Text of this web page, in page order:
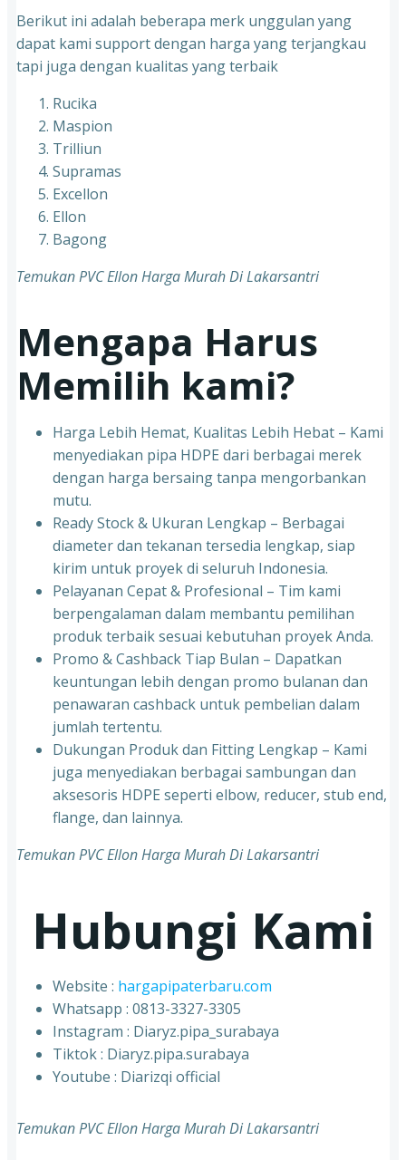
Berikut ini adalah beberapa merk unggulan yang
dapat kami support dengan harga yang terjangkau
tapi juga dengan kualitas yang terbaik
Rucika
Maspion
Trilliun
Supramas
Excellon
Ellon
Bagong
Temukan PVC Ellon Harga Murah Di Lakarsantri
Mengapa Harus
Memilih kami?
Harga Lebih Hemat, Kualitas Lebih Hebat – Kami
menyediakan pipa HDPE dari berbagai merek
dengan harga bersaing tanpa mengorbankan
mutu.
Ready Stock & Ukuran Lengkap – Berbagai
diameter dan tekanan tersedia lengkap, siap
kirim untuk proyek di seluruh Indonesia.
Pelayanan Cepat & Profesional – Tim kami
berpengalaman dalam membantu pemilihan
produk terbaik sesuai kebutuhan proyek Anda.
Promo & Cashback Tiap Bulan – Dapatkan
keuntungan lebih dengan promo bulanan dan
penawaran cashback untuk pembelian dalam
jumlah tertentu.
Dukungan Produk dan Fitting Lengkap – Kami
juga menyediakan berbagai sambungan dan
aksesoris HDPE seperti elbow, reducer, stub end,
flange, dan lainnya.
Temukan PVC Ellon Harga Murah Di Lakarsantri
Hubungi Kami
Website : hargapipaterbaru.com
Whatsapp : 0813-3327-3305
⁠Instagram : Diaryz.pipa_surabaya
⁠Tiktok : Diaryz.pipa.surabaya
⁠Youtube : Diarizqi official
Temukan PVC Ellon Harga Murah Di Lakarsantri